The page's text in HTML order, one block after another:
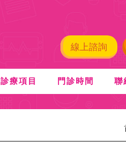
線上諮詢
診療項目 門診時間 聯